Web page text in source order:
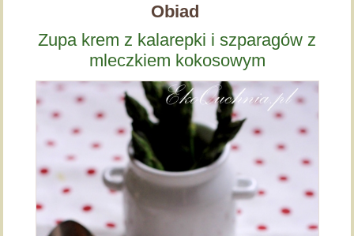
Obiad
Zupa krem z kalarepki i szparagów z
mleczkiem kokosowym